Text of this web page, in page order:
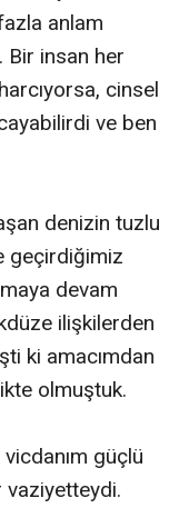
anlam
Bir insan her
cinsel
ve ben
denizin tuzlu
geçirdiğimiz
devam
ilişkilerden
ki amacımdan
olmuştuk.
güçlü
vaziyetteydi.